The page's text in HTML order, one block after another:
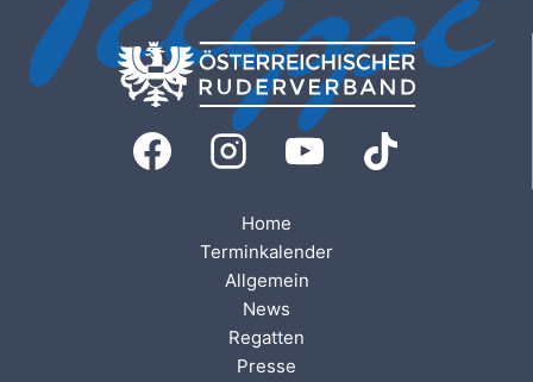
Home
Terminkalender
Allgemein
News
Regatten
Presse